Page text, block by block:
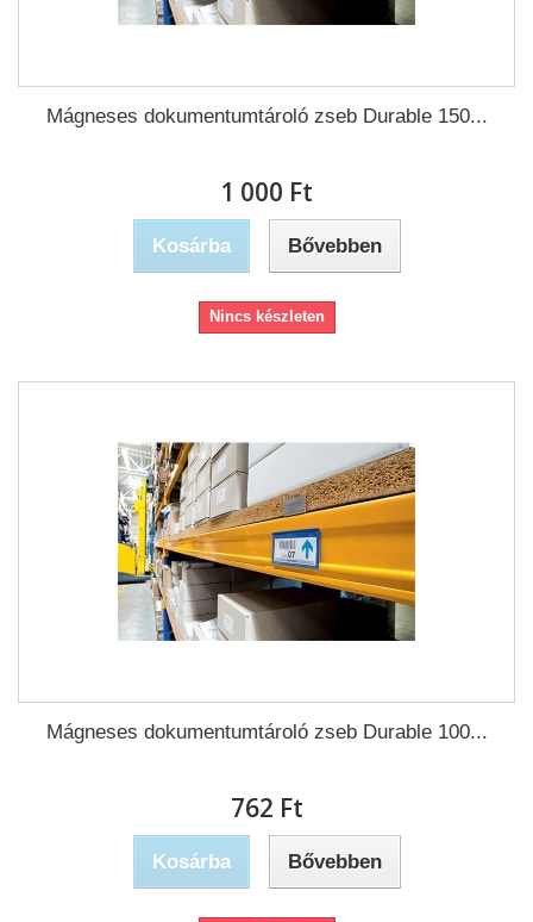
Mágneses dokumentumtároló zseb Durable 150...
1 000 Ft‎
Kosárba Bővebben
Nincs készleten
Mágneses dokumentumtároló zseb Durable 100...
762 Ft‎
Kosárba Bővebben